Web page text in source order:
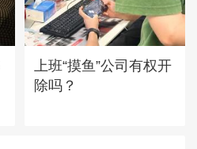
上班“摸鱼”公司有权开
除吗？